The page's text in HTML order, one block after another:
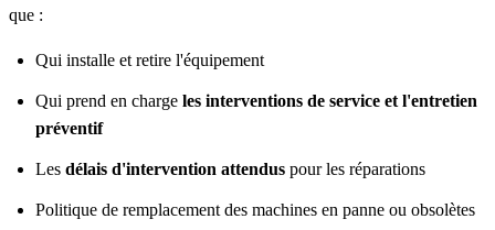
que :
Qui installe et retire l'équipement
Qui prend en charge les interventions de service et l'entretien
préventif
Les délais d'intervention attendus pour les réparations
Politique de remplacement des machines en panne ou obsolètes